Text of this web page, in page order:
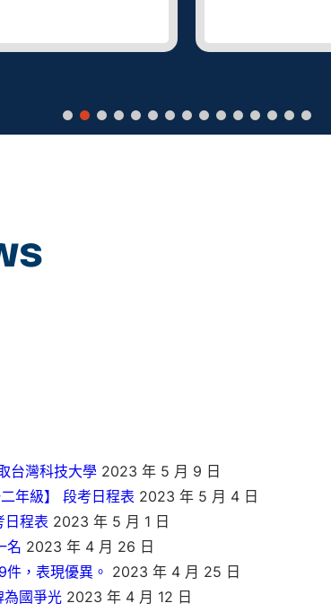
台灣科技大學 2023 年 5 月 9 日
年級】 段考日程表 2023 年 5 月 4 日
日程表 2023 年 5 月 1 日
名 2023 年 4 月 26 日
，表現優異。 2023 年 4 月 25 日
為國爭光 2023 年 4 月 12 日